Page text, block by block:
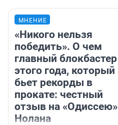
МНЕНИЕ
«Никого нельзя
победить». О чем
главный блокбастер
этого года, который
бьет рекорды в
прокате: честный
отзыв на «Одиссею»
Нолана